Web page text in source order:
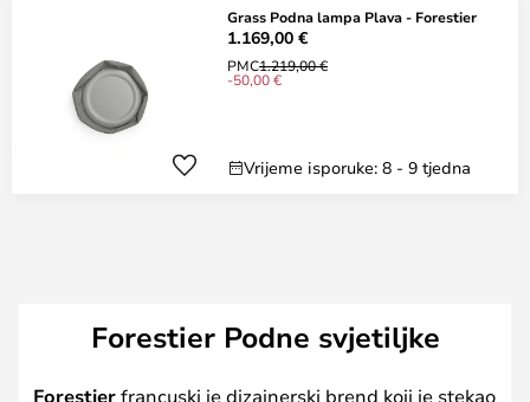
Grass Podna lampa Plava - Forestier
1.169,00 €
PMC1.219,00 €
-50,00 €
Vrijeme isporuke: 8 - 9 tjedna
Forestier Podne svjetiljke
Forestierfrancuski je dizajnerski brend koji je stekao